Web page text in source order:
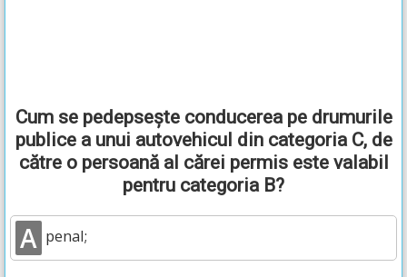
Cum se pedepsește conducerea pe drumurile
publice a unui autovehicul din categoria C, de
către o persoană al cărei permis este valabil
pentru categoria B?
A penal;